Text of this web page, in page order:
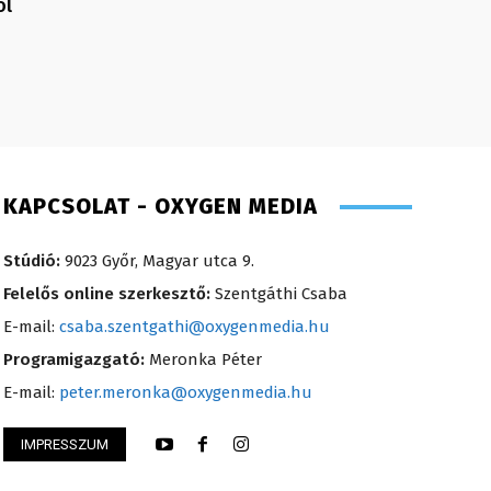
– online szerkesztő – 2016
KAPCSOLAT - OXYGEN MEDIA
Stúdió: 9023 Győr, Magyar utca 9.
Felelős online szerkesztő: Szentgáthi Csaba
E-mail: csaba.szentgathi@oxygenmedia.hu
Programigazgató: Meronka Péter
E-mail: peter.meronka@oxygenmedia.hu
IMPRESSZUM